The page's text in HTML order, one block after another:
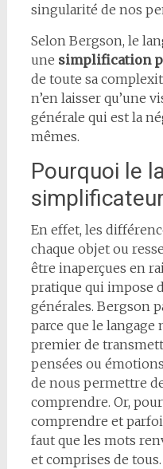
singularité de nos
Selon Bergson, le
une simplification
de toute sa
n’en laisser qu’une
générale qui est la
mêmes.
Pourquoi le
En effet, les
chaque objet ou
être inaperçues en
pratique qui impose
générales. Bergson
parce que le langage
premier de
pensées ou
de nous permettre
comprendre. Or,
comprendre et
faut que les mots
et comprises de